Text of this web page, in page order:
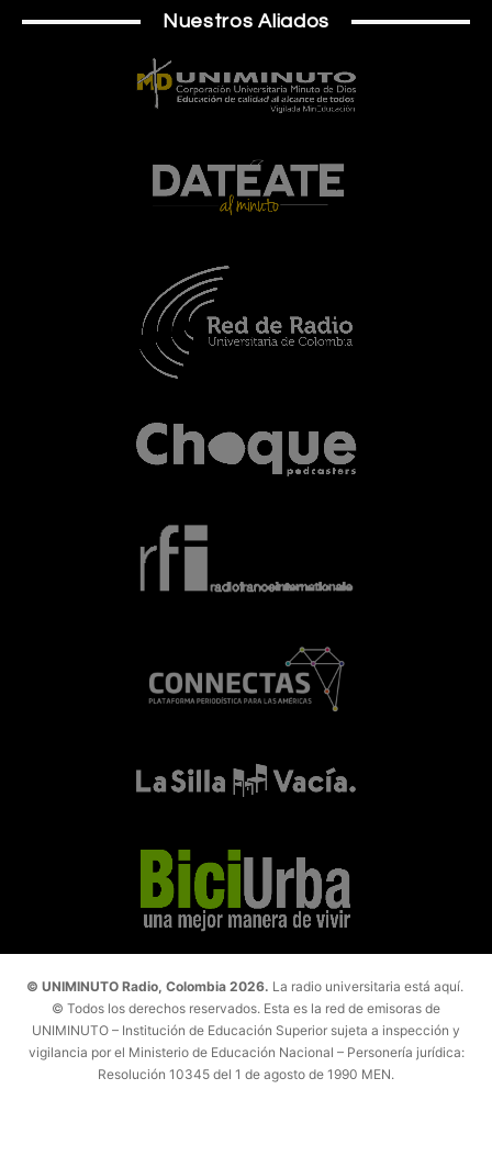
Nuestros Aliados
© UNIMINUTO Radio, Colombia 2026. La radio universitaria está aquí.
© Todos los derechos reservados. Esta es la red de emisoras de
UNIMINUTO – Institución de Educación Superior sujeta a inspección y
vigilancia por el Ministerio de Educación Nacional – Personería jurídica:
Resolución 10345 del 1 de agosto de 1990 MEN.